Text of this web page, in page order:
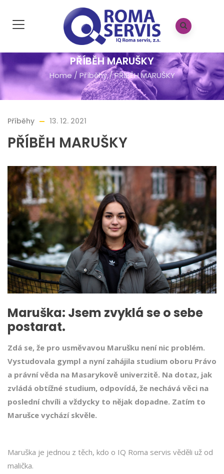
PŘÍBĚH MARUŠKY
Home/ Příběhy/PŘÍBĚH MARUŠKY
Příběhy 13. 12. 2021
PŘÍBĚH MARUŠKY
Maruška: Jsem zvyklá se o sebe
postarat.
Zdá se, že pro usměvavou Marušku není nic problém.
Vystudovala gympl a nyní zahájila studium oboru Právo
a právní věda na Masarykově univerzitě. Na dotaz, jak
zvládá obtížné studium, odpovídá, že nechává věci na
poslední chvíli a vždycky to nějak dopadne. Zatím to
Marušce vychází skvěle.
Maruška je jednou z těch, kdo o IQ Roma servis věděli už od
malička.